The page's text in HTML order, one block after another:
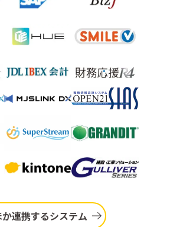
連携するシステム